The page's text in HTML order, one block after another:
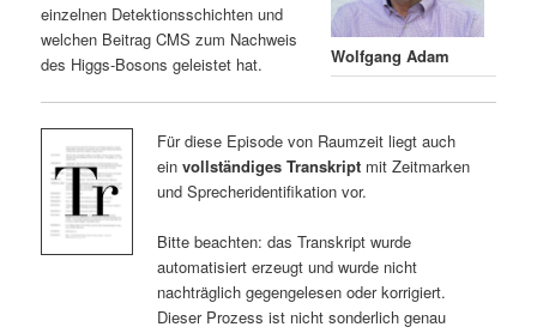
e
Wolfgang Adam
einzelnen Detektionsschichten und
welchen Beitrag CMS zum Nachweis
des Higgs-Bosons geleistet hat.
Für diese Episode von Raumzeit liegt auch
ein vollständiges Transkriptmit Zeitmarken
und Sprecheridentifikation vor.
Bitte beachten: das Transkript wurde
automatisiert erzeugt und wurde nicht
nachträglich gegengelesen oder korrigiert.
Dieser Prozess ist nicht sonderlich genau